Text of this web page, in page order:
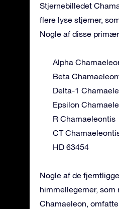
Stjernebilledet
flere lyse stjerner,
Nogle af disse
Alpha
Beta
Delta-1
Epsilon
R Chamaeleontis
CT
HD 63454
Nogle af de
himmellegemer, som
Chamaeleon,